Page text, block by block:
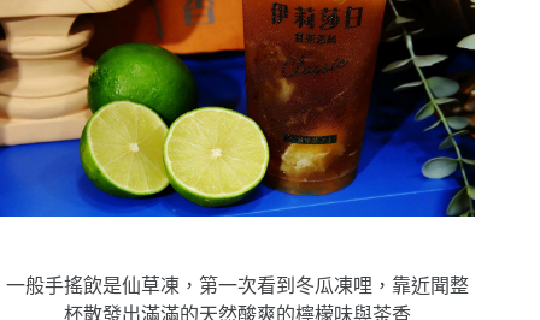
一般手搖飲是仙草凍，第一次看到冬瓜凍哩，靠近聞整
杯散發出滿滿的天然酸爽的檸檬味與茶香